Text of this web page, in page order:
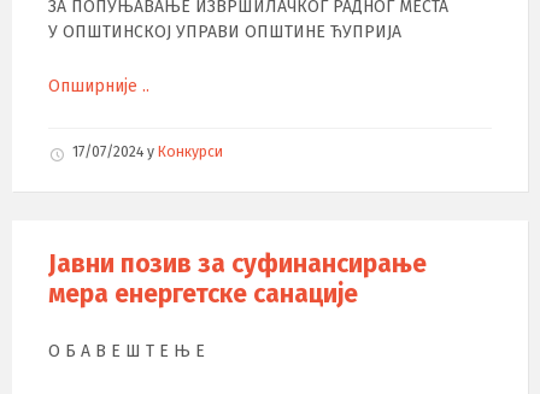
ЗА ПОПУЊАВАЊЕ ИЗВРШИЛАЧКОГ РАДНОГ МЕСТА
У ОПШТИНСКОЈ УПРАВИ ОПШТИНЕ ЋУПРИЈА
Опширније ..
17/07/2024 у Конкурси
Јавни позив за суфинансирање
мера енергетске санације
О Б А В Е Ш Т Е Њ Е